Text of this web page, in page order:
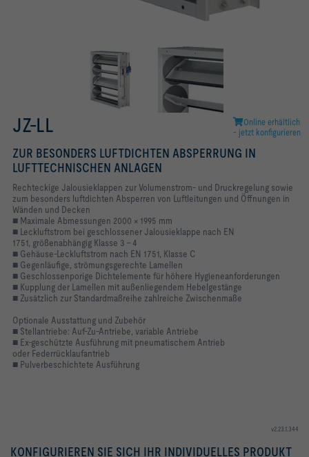
Online erhältlich
- jetzt konfigurieren
JZ-LL
ZUR BESONDERS LUFTDICHTEN ABSPERRUNG IN
LUFTTECHNISCHEN ANLAGEN
Rechteckige Jalousieklappen zur Volumenstrom- und Druckregelung sowie
zum besonders luftdichten Absperren von Luftleitungen und Öffnungen in
Wänden und Decken
■ Maximale Abmessungen 2000 × 1995 mm
■ Leckluftstrom bei geschlossener Jalousieklappe nach EN
1751, größenabhängig Klasse 3 – 4
■ Gehäuse-Leckluftstrom nach EN 1751, Klasse C
■ Gegenläufige, strömungsgerechte Lamellen
■ Geschlossenporige Dichtelemente für höhere Hygieneanforderungen
■ Kupplung der Lamellen mit außenliegendem Hebelgestänge
■ Zusätzlich zur Standardmaßreihe zahlreiche Zwischenmaße
Optionale Ausstattung und Zubehör
■ Stellantriebe: Auf-Zu-Antriebe, variable Antriebe
■ Ex-geschützte Ausführung mit pneumatischem Antrieb
oder Federrücklaufantrieb
■ Pulverbeschichtete Ausführung
v2.23.1.344
KONFIGURIEREN SIE SICH IHR INDIVIDUELLES PRODUKT